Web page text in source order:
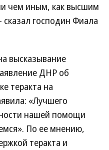
чем иным, как высшим
господин Фиала
высказывание
ДНР об
теракта на
«Лучшего
нашей помощи
По ее мнению,
теракта и